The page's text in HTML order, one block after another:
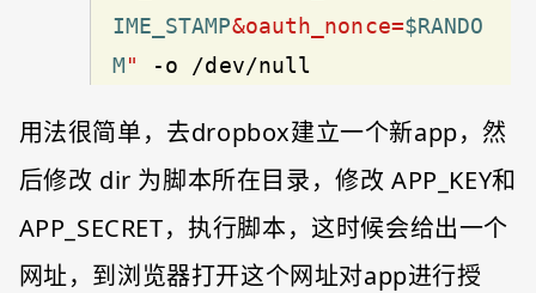
IME_STAMP&oauth_nonce=$RANDO
M" -o /dev/null
用法很简单，去dropbox建立一个新app，然
后修改 dir 为脚本所在目录，修改 APP_KEY和
APP_SECRET，执行脚本，这时候会给出一个
网址，到浏览器打开这个网址对app进行授